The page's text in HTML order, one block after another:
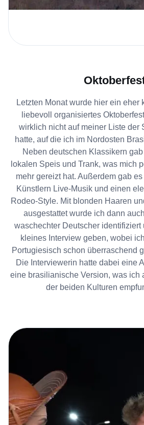
Letzten Monat wurde hier ein eher
liebevoll organisiertes
wirklich nicht auf meiner Liste der
hatte, auf die ich im Nordosten
Neben deutschen Klassikern
lokalen Speis und Trank, was mich
mehr gereizt hat. Außerdem gab
Künstlern Live-Musik und einen
Rodeo-Style. Mit blonden Haaren
ausgestattet wurde ich dann
waschechter Deutscher identifiziert
kleines Interview geben, wobei
Portugiesisch schon überraschend
Die Interviewerin hatte dabei eine
eine brasilianische Version, was ich
der beiden Kulturen